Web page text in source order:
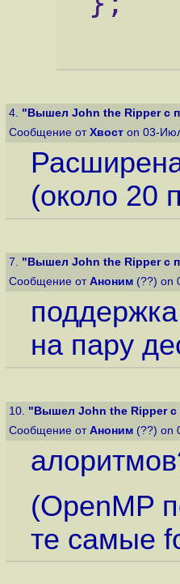
4. "Вышел John the Ripper с
Сообщение от Хвост on 03-
(около 20
7. "Вышел John the Ripper с
Сообщение от Аноним (??) on
на пару
10. "Вышел John the Ripper с
Сообщение от Аноним (??) on
(OpenMP
те самые